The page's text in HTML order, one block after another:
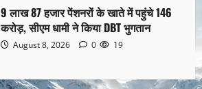
9 लाख 87 हजार पेंशनरों के खाते में पहुंचे 146
करोड़, सीएम धामी ने किया DBT भुगतान
August 8, 2026 0 19